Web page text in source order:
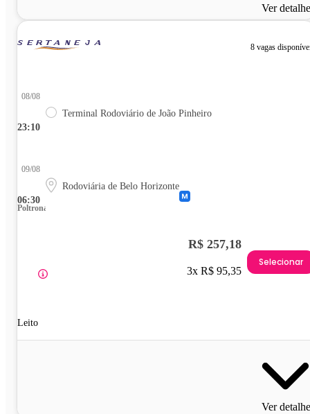
Ver
8 vagas
23:10
08/08
Terminal Rodoviário de João Pinheiro
06:30
09/08
Rodoviária de Belo Horizonte
Poltrona
Leito
R$ 257,18
3x R$ 95,35
Selecionar
Ver